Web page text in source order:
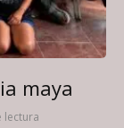
maya
lectura